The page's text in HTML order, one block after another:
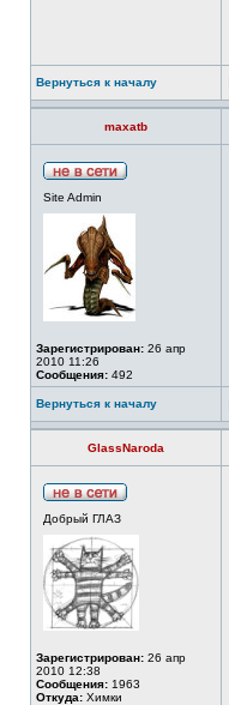
Вернуться к началу
maxatb
Site Admin
Зарегистрирован: 26 апр
2010 11:26
Сообщения: 492
Вернуться к началу
GlassNaroda
Добрый ГЛАЗ
Зарегистрирован: 26 апр
2010 12:38
Сообщения: 1963
Откуда: Химки